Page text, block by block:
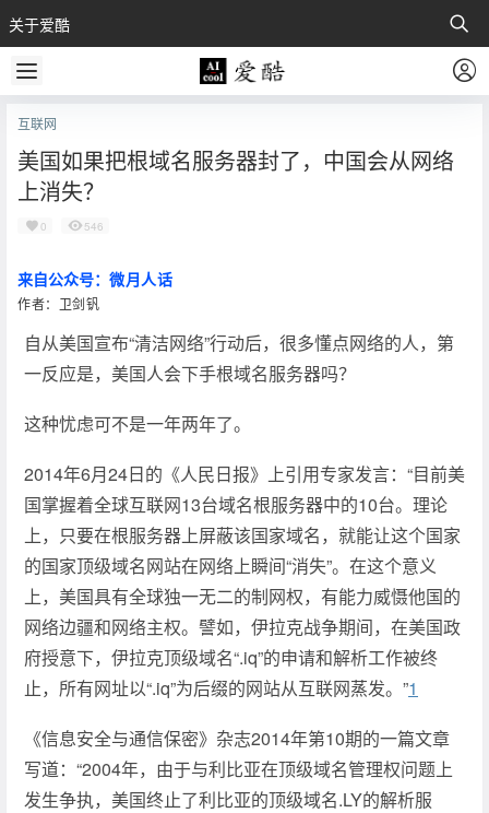
关于爱酷
互联网
美国如果把根域名服务器封了，中国会从网络
上消失？
0 546
来自公众号： 微月人话
作者：卫剑钒
自从美国宣布“清洁网络”行动后，很多懂点网络的人，第
一反应是，美国人会下手根域名服务器吗？
这种忧虑可不是一年两年了。
2014年6月24日的《人民日报》上引用专家发言：“目前美
国掌握着全球互联网13台域名根服务器中的10台。理论
上，只要在根服务器上屏蔽该国家域名，就能让这个国家
的国家顶级域名网站在网络上瞬间“消失”。在这个意义
上，美国具有全球独一无二的制网权，有能力威慑他国的
网络边疆和网络主权。譬如，伊拉克战争期间，在美国政
府授意下，伊拉克顶级域名“.iq”的申请和解析工作被终
止，所有网址以“.iq”为后缀的网站从互联网蒸发。”1
《信息安全与通信保密》杂志2014年第10期的一篇文章
写道：“2004年，由于与利比亚在顶级域名管理权问题上
发生争执，美国终止了利比亚的顶级域名.LY的解析服